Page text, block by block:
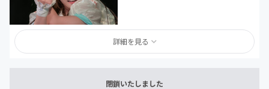
詳細を見る
閉鎖いたしました